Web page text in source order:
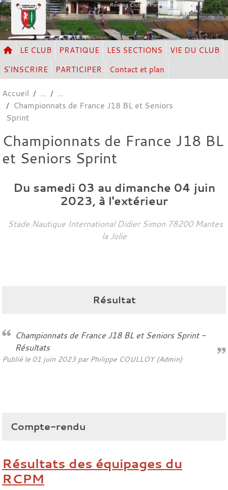
Rowing Club de Port Marly
LE CLUB PRATIQUE LES SECTIONS
VIE DU CLUB
S'INSCRIRE
PARTICIPER Contact et plan
Accueil
Championnats de France J18 BL et Seniors
Sprint
Championnats de France J18 BL
et Seniors Sprint
Du samedi 03 au dimanche 04 juin
2023, à l'extérieur
Stade Nautique International Didier Simon 78200 Mantes
la Jolie
Résultat
Championnats de France J18 BL et Seniors Sprint -
Résultats
Publié le 01 juin 2023par Philippe COULLOY (Admin)
Compte-rendu
Résultats des équipages du
RCPM
Panneau de gestion des cookies